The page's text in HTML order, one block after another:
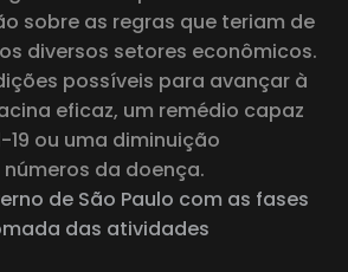
sobre as regras que teriam de
diversos setores econômicos.
possíveis para avançar à
eficaz, um remédio capaz
ou uma diminuição
da doença.